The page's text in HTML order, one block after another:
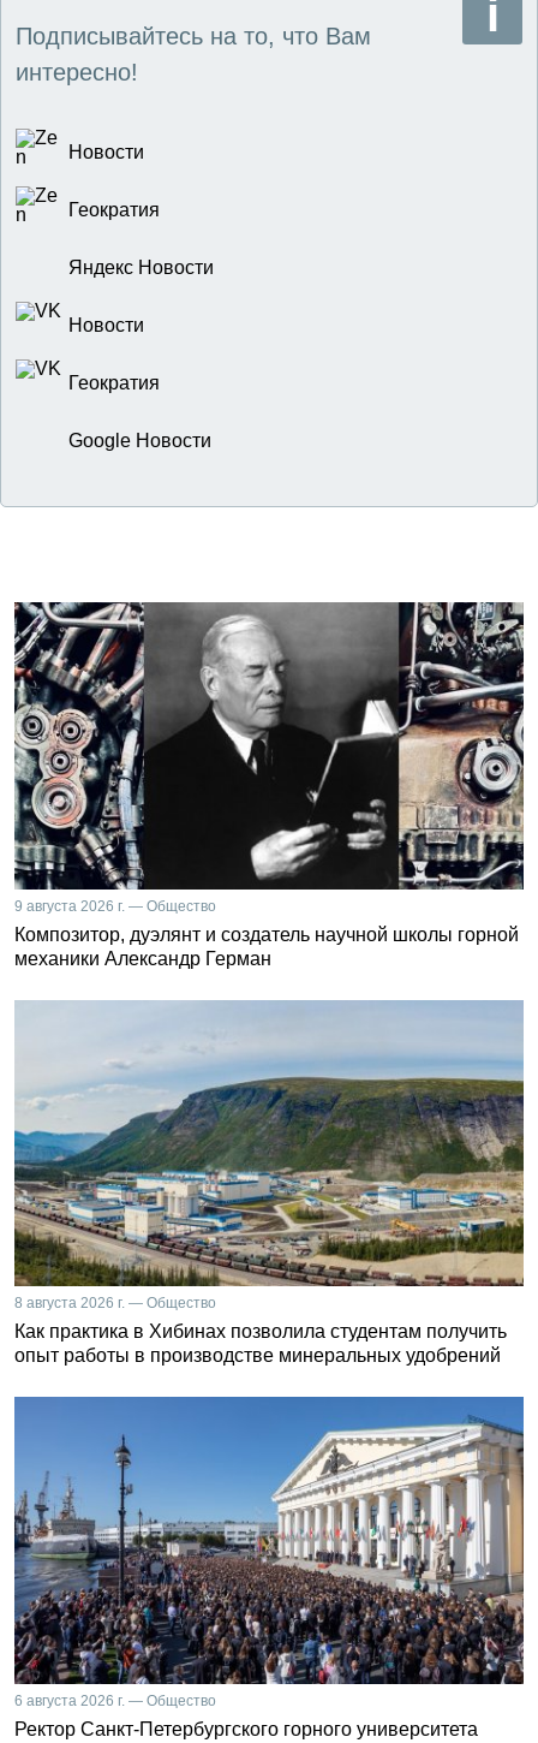
Подписывайтесь на то, что Вам
интересно!
Новости
Геократия
Яндекс Новости
Новости
Геократия
Google Новости
9 августа 2026 г. — Общество
Композитор, дуэлянт и создатель научной школы горной
механики Александр Герман
8 августа 2026 г. — Общество
Как практика в Хибинах позволила студентам получить
опыт работы в производстве минеральных удобрений
6 августа 2026 г. — Общество
Ректор Санкт-Петербургского горного университета